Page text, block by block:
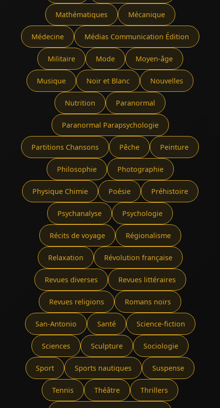
Mathématiques Mécanique
Médecine Médias Communication Édition
Militaire Mode Moyen-âge
Musique Noir et Blanc Nouvelles
Nutrition Paranormal
Paranormal Parapsychologie
Partitions Chansons Pêche Peinture
Philosophie Photographie
Physique Chimie Poésie Préhistoire
Psychanalyse Psychologie
Récits de voyage Régionalisme
Relaxation Révolution française
Revues diverses Revues littéraires
Revues religions Romans noirs
San-Antonio Santé Science-fiction
Sciences Sculpture Sociologie
Sport Sports nautiques Suspense
Tennis Théâtre Thrillers